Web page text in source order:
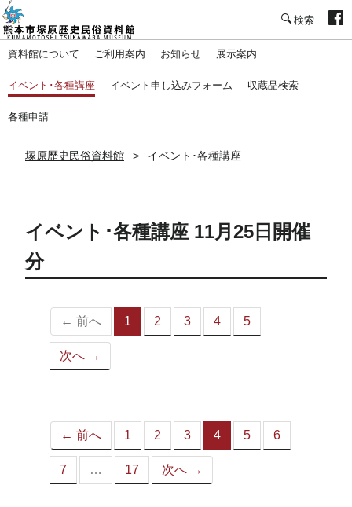
資料館について ご利用案内 お知らせ 展示案内
イベント･各種講座 イベント申し込みフォーム 収蔵品検索
各種申請
塚原歴史民俗資料館 イベント･各種講座
イベント･各種講座 11月25日開催
分
← 前へ 1
（こ
2 3 4 5
次へ →
← 前へ 1 2 3 4
（こ
5 6
7 … 17 次へ →